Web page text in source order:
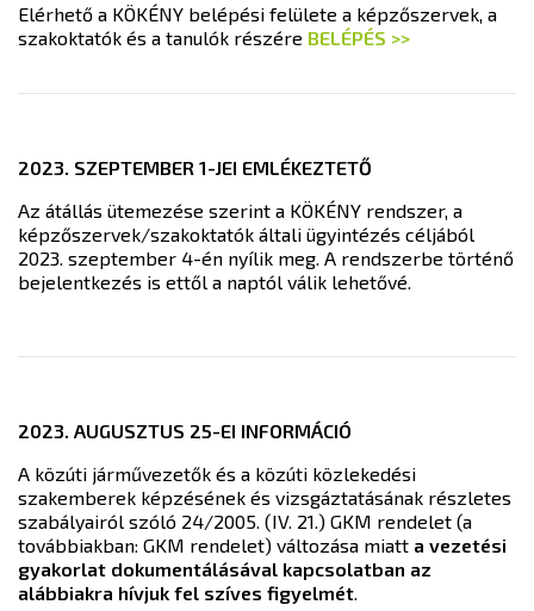
Elérhető a KÖKÉNY belépési felülete a képzőszervek, a
szakoktatók és a tanulók részére BELÉPÉS >>
2023. SZEPTEMBER 1-JEI EMLÉKEZTETŐ
Az átállás ütemezése szerint a KÖKÉNY rendszer, a
képzőszervek/szakoktatók általi ügyintézés céljából
2023. szeptember 4-én nyílik meg. A rendszerbe történő
bejelentkezés is ettől a naptól válik lehetővé.
2023. AUGUSZTUS 25-EI INFORMÁCIÓ
A közúti járművezetők és a közúti közlekedési
szakemberek képzésének és vizsgáztatásának részletes
szabályairól szóló 24/2005. (IV. 21.) GKM rendelet (a
továbbiakban: GKM rendelet) változása miatt a vezetési
gyakorlat dokumentálásával kapcsolatban az
alábbiakra hívjuk fel szíves figyelmét.